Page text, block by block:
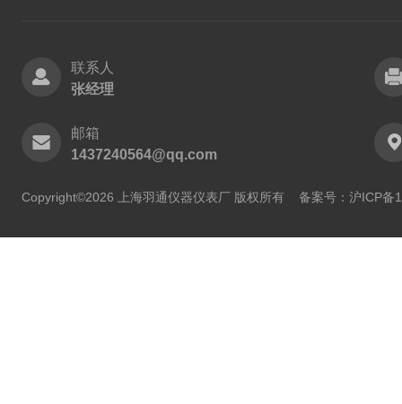
联系人
张经理
邮箱
1437240564@qq.com
Copyright©2026 上海羽通仪器仪表厂 版权所有 备案号：沪ICP备